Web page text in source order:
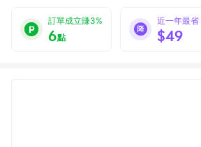
訂單成立賺3%
6點
近一年最省
$49